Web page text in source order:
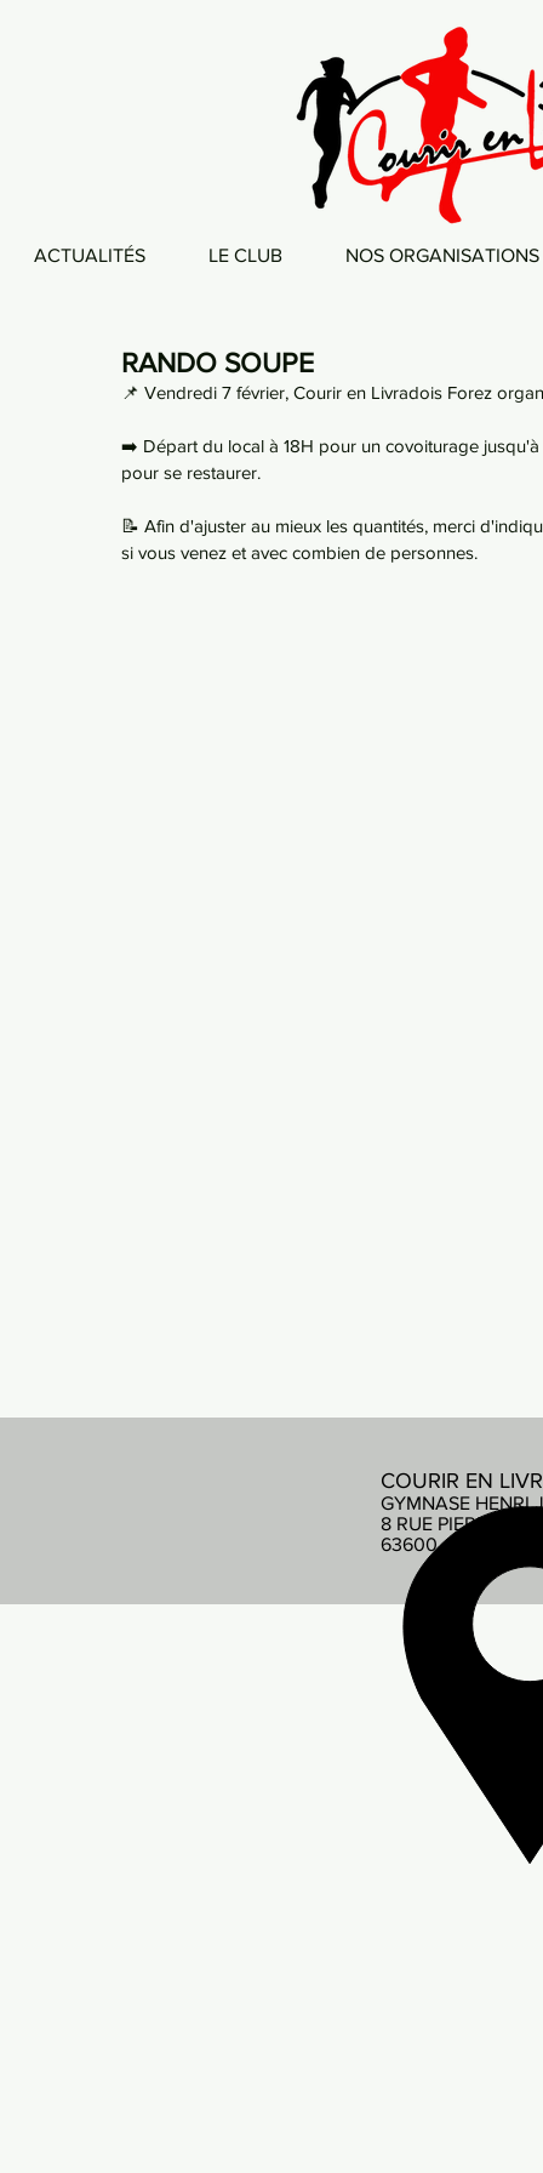
ACTUALITÉS LE CLUB NOS ORGANISATIONS
RANDO SOUPE
📌 Vendredi 7 février, Courir en Livradois Forez
➡️ Départ du local à 18H pour un covoiturage
pour se restaurer.
📝 Afin d'ajuster au mieux les quantités, merci
si vous venez et avec combien de personnes.
COURIR EN
GYMNASE HENRI
8 RUE PIERRE DE
63600 AMBERT